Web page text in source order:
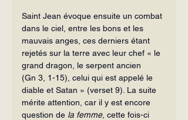
Saint Jean évoque ensuite un combat
dans le ciel, entre les bons et les
mauvais anges, ces derniers étant
rejetés sur la terre avec leur chef « le
grand dragon, le serpent ancien
(Gn 3, 1-15), celui qui est appelé le
diable et Satan » (verset 9). La suite
mérite attention, car il y est encore
question de la femme, cette fois-ci